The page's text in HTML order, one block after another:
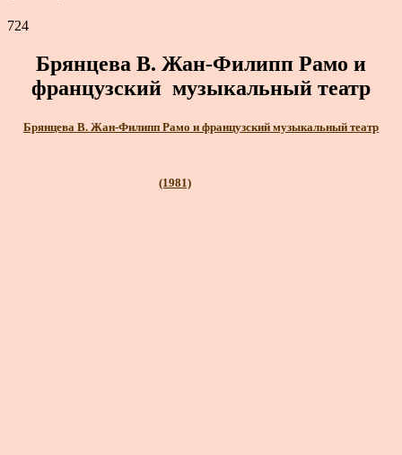
724
Брянцева В. Жан-Филипп Рамо и
французский музыкальный театр
Брянцева В. Жан-Филипп Рамо и французский музыкальный театр
(1981)